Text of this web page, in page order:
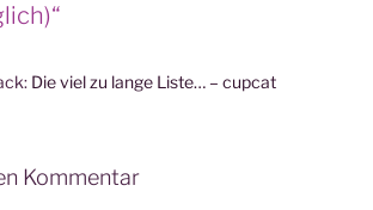
Die viel zu lange Liste… – cupcat
Kommentar